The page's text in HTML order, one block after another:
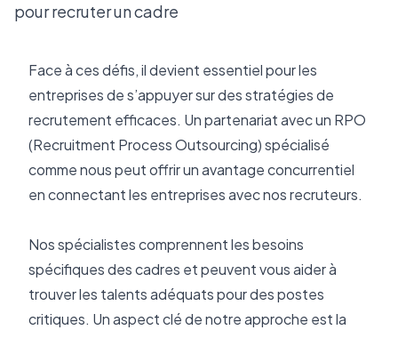
pour recruter un cadre
Face à ces défis, il devient essentiel pour les
entreprises de s’appuyer sur des stratégies de
recrutement efficaces. Un partenariat avec un RPO
(Recruitment Process Outsourcing) spécialisé
comme nous peut offrir un avantage concurrentiel
en connectant les entreprises avec nos recruteurs.
Nos spécialistes comprennent les besoins
spécifiques des cadres et peuvent vous aider à
trouver les talents adéquats pour des postes
critiques. Un aspect clé de notre approche est la